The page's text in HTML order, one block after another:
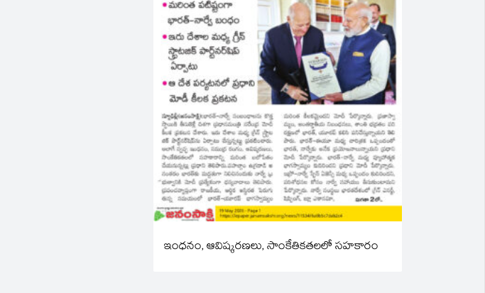
ఇంధనం, ఆవిష్కరణలు, సాంకేతికతలలో సహకారం